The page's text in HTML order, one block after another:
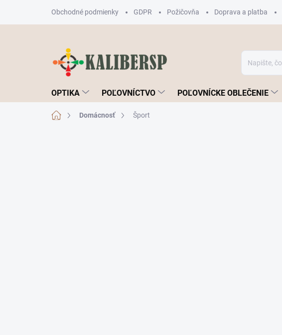
obsah
Obchodné podmienky GDPR Požičovňa Doprava a platba
OPTIKA POĽOVNÍCTVO POĽOVNÍCKE OBLEČENIE
DomovDomácnosť Šport